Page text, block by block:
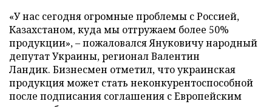
«У нас сегодня огромные проблемы с Россией,
Казахстаном, куда мы отгружаем более 50%
продукции», – пожаловался Януковичу народный
депутат Украины, регионал Валентин
Ландик. Бизнесмен отметил, что украинская
продукция может стать неконкурентоспособной
после подписания соглашения с Европейским